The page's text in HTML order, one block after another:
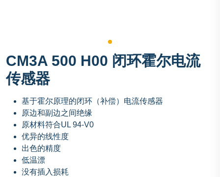
CM3A 500 H00 闭环霍尔电流
传感器
基于霍尔原理的闭环（补偿）电流传感器
原边和副边之间绝缘
原材料符合UL 94-V0
优异的线性度
出色的精度
低温漂
没有插入损耗